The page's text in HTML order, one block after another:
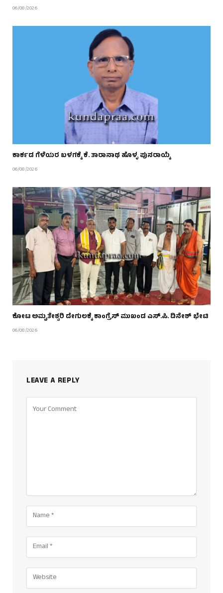
06/08/2026
ಕಾರ್ಕಡ ಗೆಳೆಯರ ಬಳಗಕ್ಕೆ ಕೆ. ತಾರಾನಾಥ ಹೊಳ್ಳ ಪುನರಾಯ್ಕೆ
06/08/2026
ಕೋಟ ಅಮೃತೇಶ್ವರಿ ದೇಗುಲಕ್ಕೆ ಕಾಂಗ್ರೆಸ್ ಮುಖಂಡ ಎಸ್.ಪಿ. ದಿನೇಶ್ ಭೇಟಿ
06/08/2026
LEAVE A REPLY